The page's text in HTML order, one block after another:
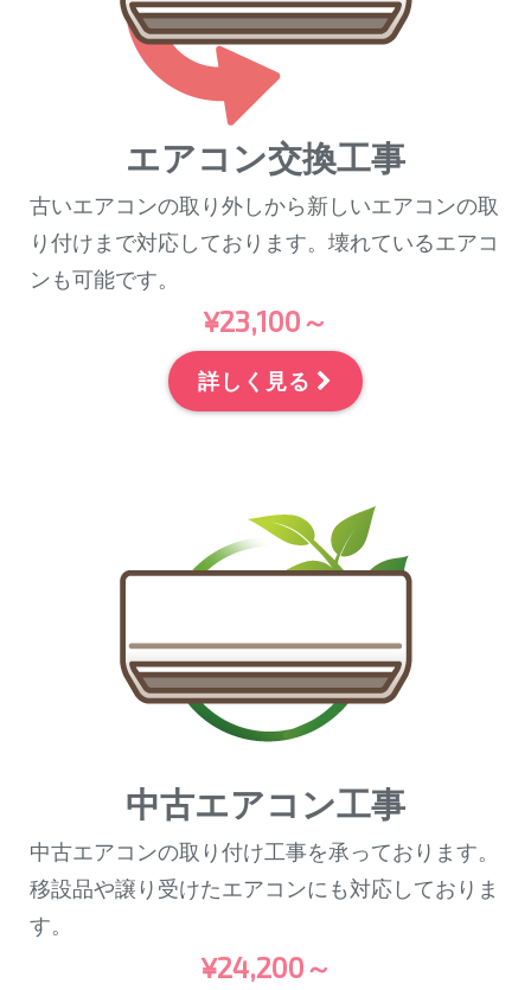
エアコン交換工事
古いエアコンの取り外しから新しいエアコンの取
り付けまで対応しております。壊れているエアコ
ンも可能です。
¥23,100～
詳しく見る
中古エアコン工事
中古エアコンの取り付け工事を承っております。
移設品や譲り受けたエアコンにも対応しておりま
す。
¥24,200～